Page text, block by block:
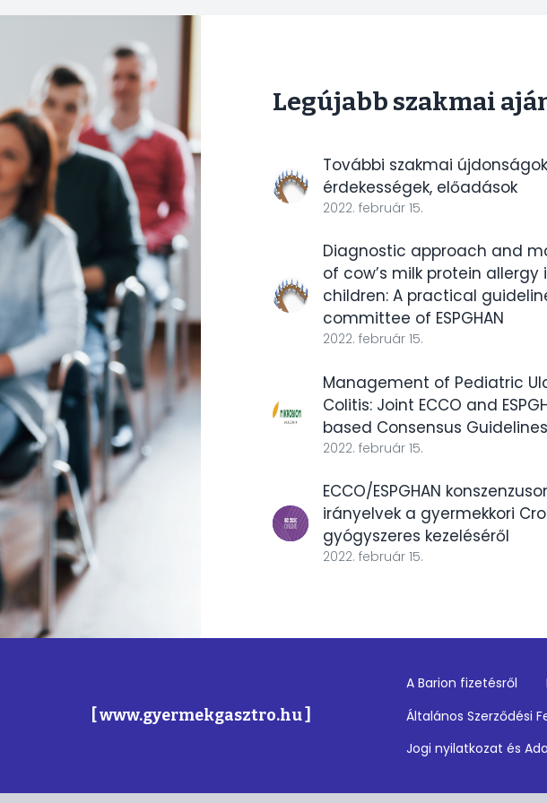
Legújabb szakmai
További szakmai
érdekességek, előadások
2022. február 15.
Diagnostic approach and
of cow’s milk protein
children: A practical
committee of ESPGHAN
2022. február 15.
Management of Pediatric
Colitis: Joint ECCO and
based Consensus Guidelines
2022. február 15.
ECCO/ESPGHAN
irányelvek a gyermekkori
gyógyszeres kezeléséről
2022. február 15.
[ www.gyermekgasztro.hu ]
A Barion fizetésről
Általános Szerződési
Jogi nyilatkozat és